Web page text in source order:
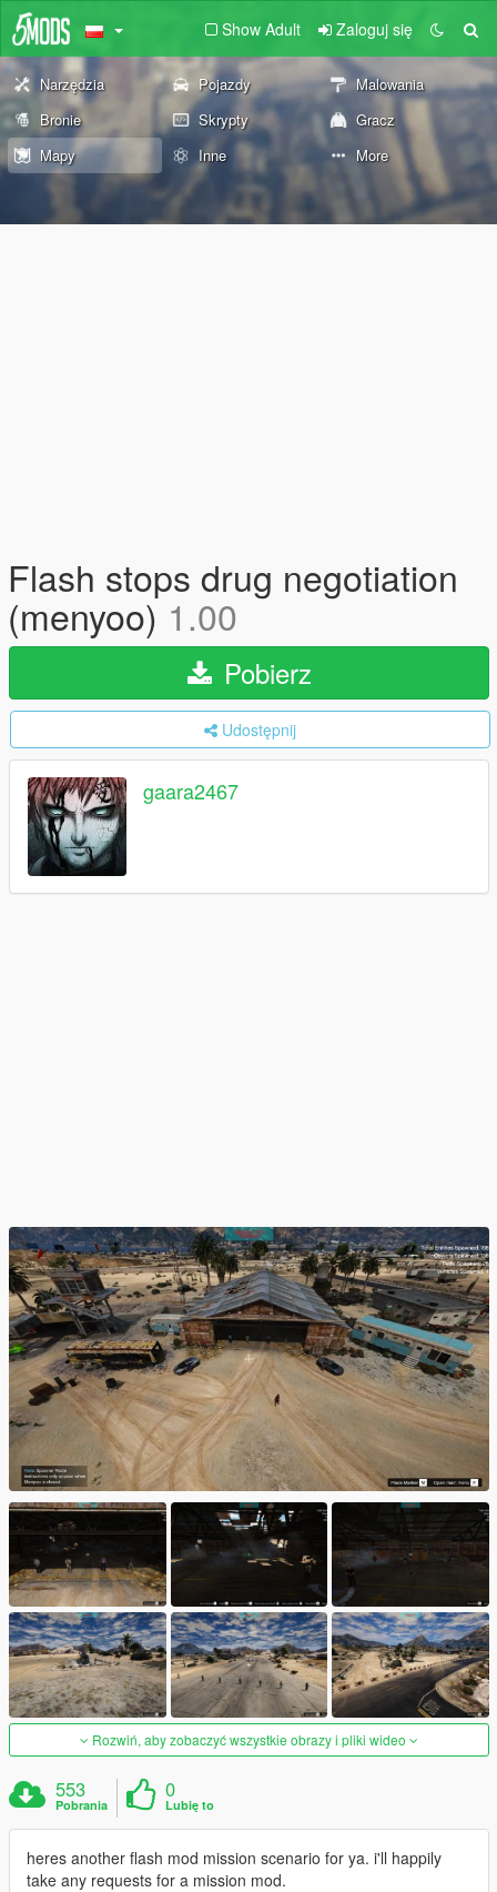
Show Adult Zaloguj się
Narzędzia Pojazdy
Malowania
Bronie
Skrypty
Gracz
Mapy
Inne More
Flash stops drug negotiation
(menyoo) 1.00
Pobierz
Udostępnij
gaara2467
Rozwiń, aby zobaczyć wszystkie obrazy i pliki wideo
553
Pobrania
0
Lubię to
heres another flash mod mission scenario for ya. i'll happily
take any requests for a mission mod.